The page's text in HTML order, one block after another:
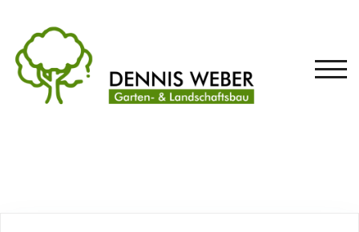
springen